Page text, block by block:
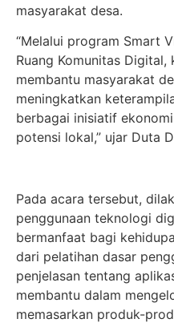
masyarakat desa.
“Melalui program Smart
Ruang Komunitas
membantu masyarakat
meningkatkan
berbagai inisiatif
potensi lokal,” ujar Duta
Pada acara tersebut,
penggunaan teknologi
bermanfaat bagi
dari pelatihan dasar
penjelasan tentang
membantu dalam
memasarkan produk-